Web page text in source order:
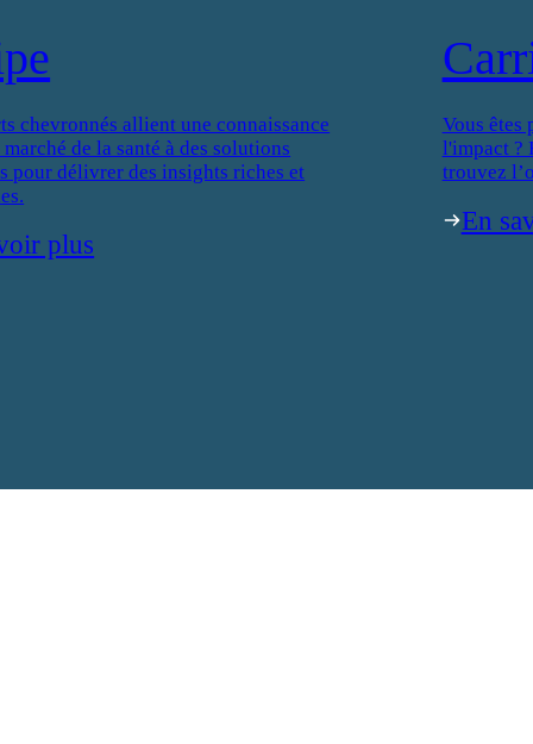
chevronnés allient une connaissance
de la santé à des solutions
pour délivrer des insights riches et
plus
Vous êtes
l'impact ?
trouvez
En